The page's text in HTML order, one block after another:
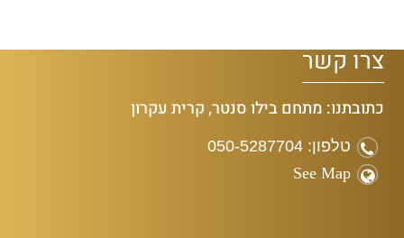
צרו קשר
כתובתנו: מתחם בילו סנטר, קרית עקרון
טלפון: 050-5287704
See Map